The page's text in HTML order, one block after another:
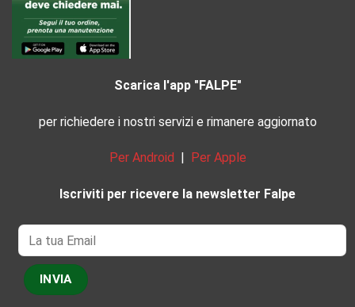
Scarica l'app "FALPE"
per richiedere i nostri servizi e rimanere aggiornato
Per Android Per Apple
Iscriviti per ricevere la newsletter Falpe